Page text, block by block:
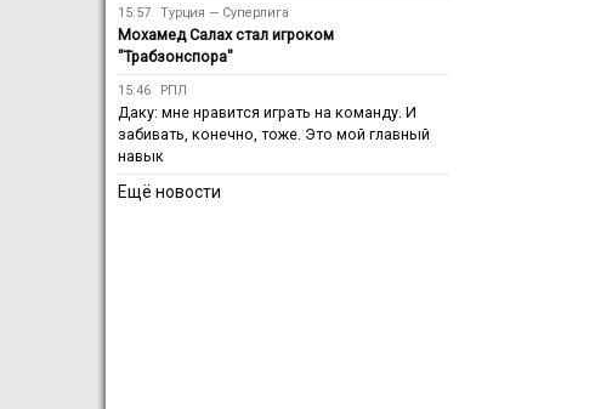
15:57 Турция — Суперлига
Мохамед Салах стал игроком
"Трабзонспора"
15:46 РПЛ
Даку: мне нравится играть на команду. И
забивать, конечно, тоже. Это мой главный
навык
Ещё новости